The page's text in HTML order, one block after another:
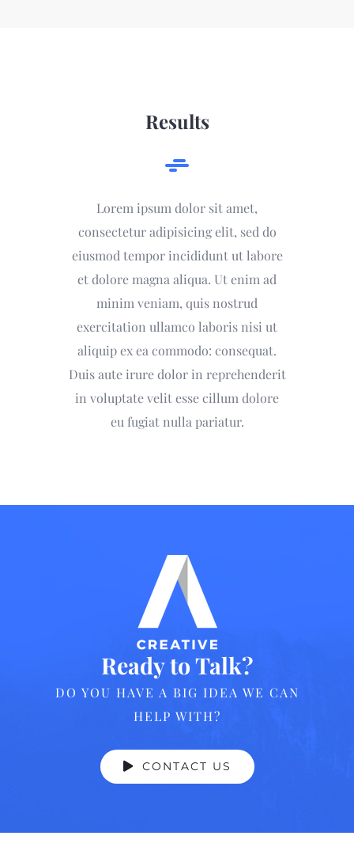
Results
Lorem ipsum dolor sit amet,
consectetur adipisicing elit, sed do
eiusmod tempor incididunt ut labore
et dolore magna aliqua. Ut enim ad
minim veniam, quis nostrud
exercitation ullamco laboris nisi ut
aliquip ex ea commodo: consequat.
Duis aute irure dolor in reprehenderit
in voluptate velit esse cillum dolore
eu fugiat nulla pariatur.
Ready to Talk?
DO YOU HAVE A BIG IDEA WE CAN
HELP WITH?
CONTACT US